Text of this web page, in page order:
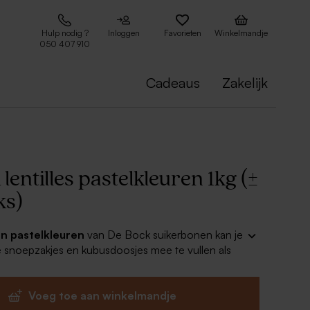
Hulp nodig ?
050 407 910
Inloggen Favorieten Winkelmandje
Cadeaus Zakelijk
pastelkleuren 1kg (±
pastelkleuren van De Bock suikerbonen kan je
en kubusdoosjes mee te vullen als
met bijpassende bedankkaartjes zullen
in de smaak vallen!
Voeg toe aan winkelmandje